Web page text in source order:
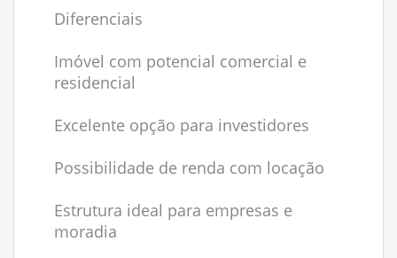
Diferenciais
Imóvel com potencial comercial e
residencial
Excelente opção para investidores
Possibilidade de renda com locação
Estrutura ideal para empresas e
moradia